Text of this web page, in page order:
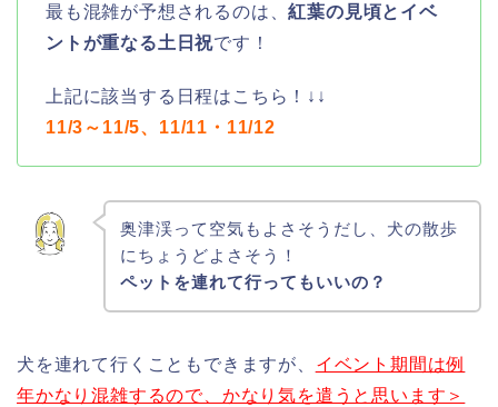
最も混雑が予想されるのは、紅葉の見頃とイベ
ントが重なる土日祝です！
上記に該当する日程はこちら！↓↓
11/3～11/5、11/11・11/12
奥津渓って空気もよさそうだし、犬の散歩
にちょうどよさそう！
ペットを連れて行ってもいいの？
犬を連れて行くこともできますが、 イベント期間は例
年かなり混雑するので、かなり気を遣うと思います＞